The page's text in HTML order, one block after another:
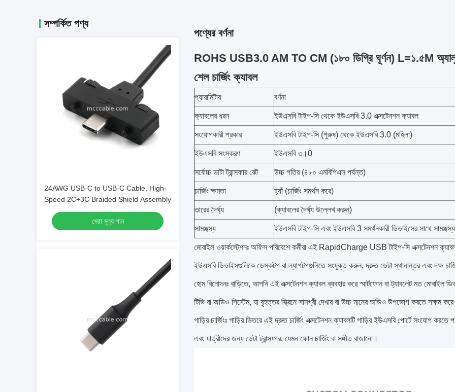
সম্পর্কিত পণ্য
24AWG USB-C to USB-C Cable, High-
Speed 2C+3C Braided Shield Assembly
সেরা মূল্য পান
পণ্যের বর্ণনা
ROHS USB3.0 AM TO CM (১৮০ ডিগ্রি ঘূর্ণন) L=১.৫M
শেল চার্জিং ক্যাবল
প্যারামিটার বর্ণনা
ক্যাবলের ধরন ইউএসবি টাইপ-সি থেকে ইউএসবি 3.0 এক্সটেনশন ক্যাবল
সংযোগকারী প্রকার ইউএসবি টাইপ-সি (পুরুষ) থেকে ইউএসবি 3.0 (মহিলা)
ইউএসবি সংস্করণ ইউএসবি ৩।0
সর্বোচ্চ ডাটা ট্রান্সফার রেট উচ্চ গতির (৪৮০ এমবিপিএস পর্যন্ত)
চার্জিং ক্ষমতা হ্যাঁ (চার্জিং সমর্থন করে)
তারের দৈর্ঘ্য (ক্যাবলের দৈর্ঘ্য উল্লেখ করুন)
সামঞ্জস্য ইউএসবি টাইপ-সি এবং ইউএসবি 3 সমর্থনকারী ডিভাইসের সাথে
মোবাইল ওয়ার্কস্টেশনঃ অফিস পরিবেশে কর্মীরা এই RapidCharge USB টাইপ-সি এক্সটেনশন
ইউএসবি ডিভাইসগুলিকে ডেস্কটপ বা ল্যাপটপগুলিতে সংযুক্ত করুন, দ্রুত ডেটা স্থানান্তর এবং দক্ষ
হোম বিনোদনঃ বাড়িতে, আপনি এই এক্সটেনশন ক্যাবল ব্যবহার করে স্মার্টফোন বা ট্যাবলেট মত মোবাইল
টিভি বা অডিও সিস্টেম, যা বৃহত্তর স্ক্রিনে সামগ্রী দেখার বা উচ্চ মানের অডিও উপভোগ করতে সক্ষম
গাড়ির চার্জিংঃ গাড়ির ভিতরে এই দ্রুত চার্জিং এক্সটেনশন ক্যাবলটি গাড়ির ইউএসবি পোর্টে সংযোগ করতে
এবং যাত্রীদের জন্য ডেটা ট্রান্সফার, যেমন ফোন চার্জিং বা সঙ্গীত বাজানো।